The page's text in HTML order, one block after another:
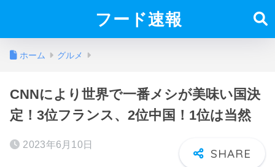
フード速報
ホーム グルメ
CNNにより世界で一番メシが美味い国決
定！3位フランス、2位中国！1位は当然
2023年6月10日